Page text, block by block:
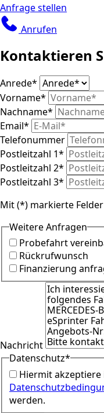
Anfrage stellen
Anrufen
Kontaktieren
Anrede*
Vorname*
Nachname*
Email*
Telefonummer
Postleitzahl 1*
Postleitzahl 2*
Postleitzahl 3*
Mit (*) markierte
Weitere Anfragen
Probefahrt
Rückrufwunsch
Finanzierung
Nachricht
Datenschutz*
Hiermit akzeptiere
werden.